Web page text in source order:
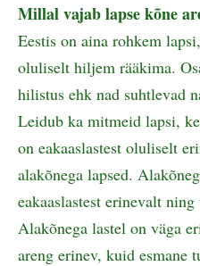
Millal vajab lapse kõne
Eestis on aina rohkem
oluliselt hiljem rääkima.
hilistus ehk nad suhtlevad
Leidub ka mitmeid lapsi,
on eakaaslastest oluliselt
alakõnega lapsed.
eakaaslastest erinevalt
Alakõnega lastel on väga
areng erinev, kuid esmane